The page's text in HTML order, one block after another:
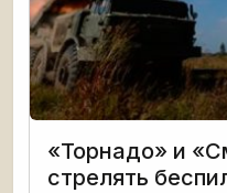
«Торнадо» и
стрелять